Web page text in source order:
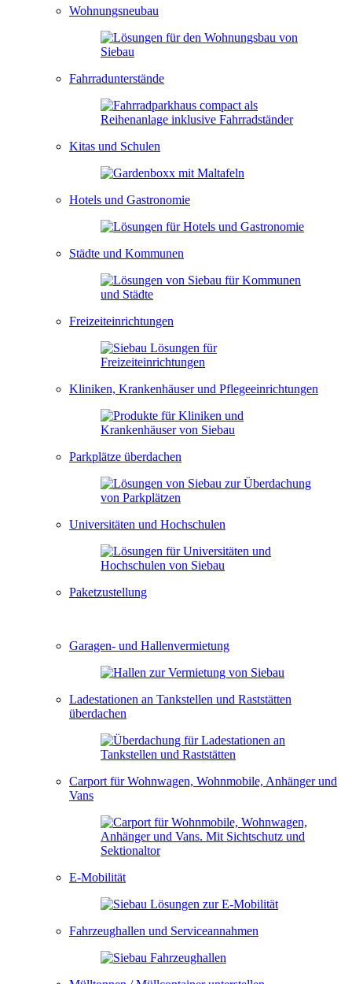
Wohnungsneubau
Fahrradunterstände
Kitas und Schulen
Hotels und Gastronomie
Städte und Kommunen
Freizeiteinrichtungen
Kliniken, Krankenhäuser und Pflegeeinrichtungen
Parkplätze überdachen
Universitäten und Hochschulen
Paketzustellung
Garagen- und Hallenvermietung
Ladestationen an Tankstellen und Raststätten
überdachen
Carport für Wohnwagen, Wohnmobile, Anhänger und
Vans
E-Mobilität
Fahrzeughallen und Serviceannahmen